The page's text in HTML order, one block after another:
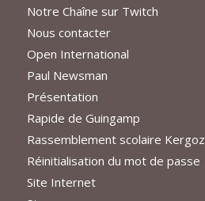
Notre Chaîne sur Twitch
Nous contacter
Open International
Paul Newsman
Présentation
Rapide de Guingamp
Rassemblement scolaire Kergoz
Réinitialisation du mot de passe
Site Internet